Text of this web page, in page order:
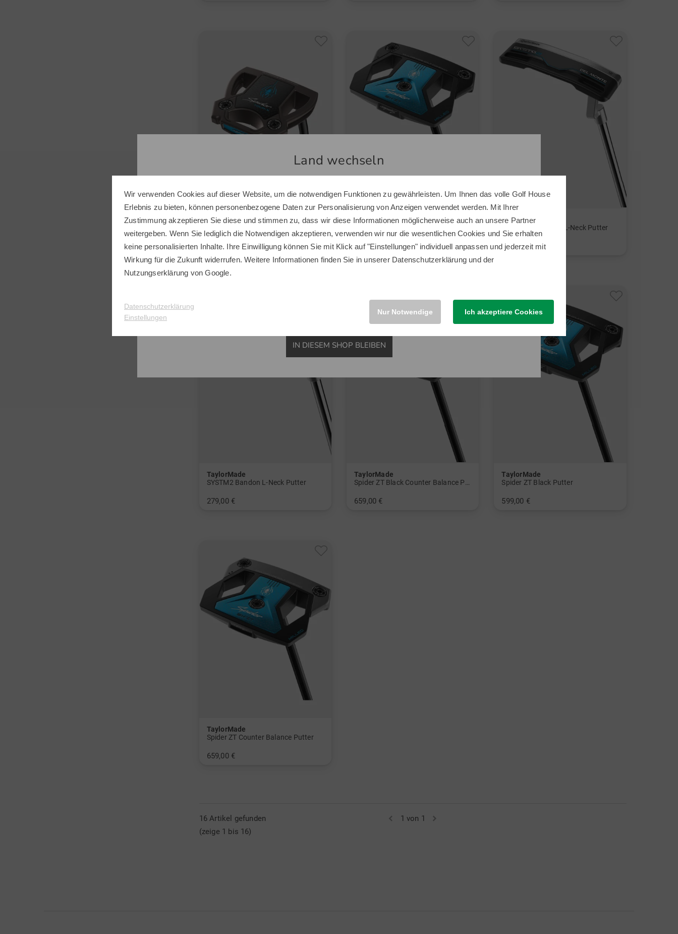
TaylorMade
399,00 €
in: 33 Inch 34 Inch 35 Inch
TaylorMade
599,00 €
in: 34 Inch
TaylorMade
SYSTM2 Del Monte L-Neck Putter
279,00 €
TaylorMade
SYSTM2 Bandon L-Neck Putter
279,00 €
TaylorMade
659,00 €
TaylorMade
Spider ZT Black Putter
599,00 €
TaylorMade
Spider ZT Counter Balance Putter
659,00 €
16 Artikel gefunden
(zeige 1 bis 16)
1 von 1
Land wechseln
Sie scheinen sich in einem anderen Land zu befinden.
Möchten Sie den Golf House Shop wechseln?
IN DIESEM SHOP BLEIBEN
Wir verwenden Cookies auf dieser Website, um die notwendigen Funktionen zu gewährleisten. Um Ihnen das volle Golf House
Erlebnis zu bieten, können personenbezogene Daten zur Personalisierung von Anzeigen verwendet werden. Mit Ihrer
Zustimmung akzeptieren Sie diese und stimmen zu, dass wir diese Informationen möglicherweise auch an unsere Partner
weitergeben. Wenn Sie lediglich die Notwendigen akzeptieren, verwenden wir nur die wesentlichen Cookies und Sie erhalten
keine personalisierten Inhalte. Ihre Einwilligung können Sie mit Klick auf "Einstellungen" individuell anpassen und jederzeit mit
Wirkung für die Zukunft widerrufen. Weitere Informationen finden Sie in unserer Datenschutzerklärung und der
Nutzungserklärung von Google.
Datenschutzerklärung
Einstellungen
Nur Notwendige Ich akzeptiere Cookies